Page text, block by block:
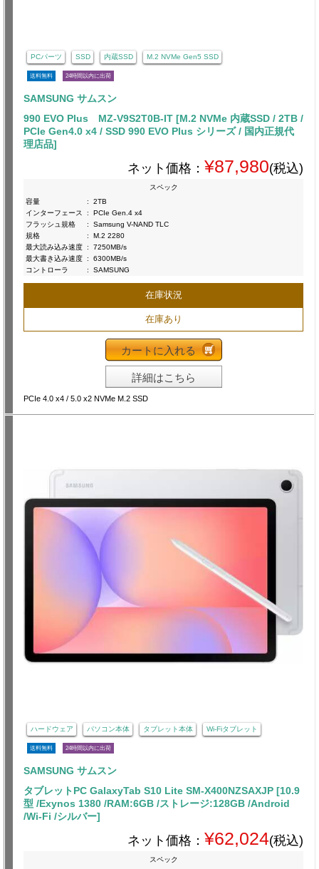
PCパーツ SSD 内蔵SSD M.2 NVMe Gen5 SSD
送料無料 24時間以内に出荷
SAMSUNG サムスン
990 EVO Plus MZ-V9S2T0B-IT [M.2 NVMe 内蔵SSD / 2TB /
PCIe Gen4.0 x4 / SSD 990 EVO Plus シリーズ / 国内正規代
理店品]
ネット価格： ¥87,980(税込)
スペック
容量
:
2TB
インターフェース
:
PCIe Gen.4 x4
フラッシュ規格
:
Samsung V-NAND TLC
規格
:
M.2 2280
最大読み込み速度 :
7250MB/s
最大書き込み速度 :
6300MB/s
コントローラ
: SAMSUNG
在庫状況
在庫あり
カートに入れる
詳細はこちら
PCIe 4.0 x4 / 5.0 x2 NVMe M.2 SSD
ハードウェア パソコン本体 タブレット本体 Wi-Fiタブレット
送料無料 24時間以内に出荷
SAMSUNG サムスン
タブレットPC GalaxyTab S10 Lite SM-X400NZSAXJP [10.9
型 /Exynos 1380 /RAM:6GB /ストレージ:128GB /Android
/Wi-Fi /シルバー]
ネット価格： ¥62,024(税込)
スペック